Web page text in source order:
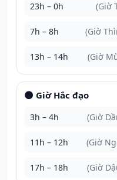
23h – 0h (Giờ
7h – 8h (Giờ
13h – 14h (Giờ
🌑 Giờ Hắc đạo
3h – 4h (Giờ
11h – 12h (Giờ
17h – 18h (Giờ